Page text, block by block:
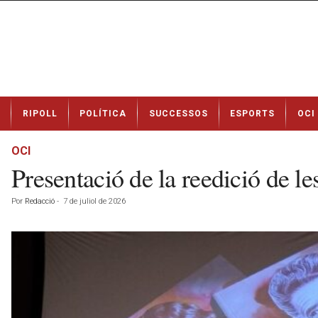
t
RIPOLL POLÍTICA SUCCESSOS ESPORTS OCI
OCI
Presentació de la reedició de
Por Redacció - 7 de juliol de 2026